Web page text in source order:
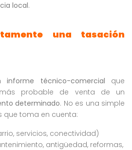
local.
una tasación
informe técnico-comercial que
probable de venta de un
determinado. No es una simple
que toma en cuenta:
servicios, conectividad)
antigüedad, reformas,